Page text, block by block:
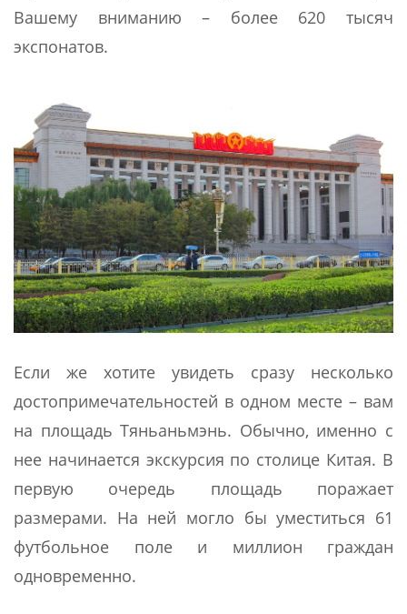
Вашему вниманию – более 620 тысяч
экспонатов.
Если же хотите увидеть сразу несколько
достопримечательностей в одном месте – вам
на площадь Тяньаньмэнь. Обычно, именно с
нее начинается экскурсия по столице Китая. В
первую очередь площадь поражает
размерами. На ней могло бы уместиться 61
футбольное поле и миллион граждан
одновременно.